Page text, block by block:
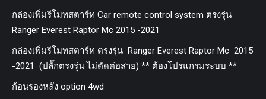
กล่องเพิ่มรีโมทสตาร์ท Car remote control system ตรงรุ่น
Ranger Everest Raptor Mc 2015 -2021
กล่องเพิ่มรีโมทสตาร์ท ตรงรุ่น Ranger Everest Raptor Mc 2015
-2021 (ปลั๊กตรงรุ่น ไม่ตัดต่อสาย) ** ต้องโปรแกรมระบบ **
ก้อนรองหลัง option 4wd